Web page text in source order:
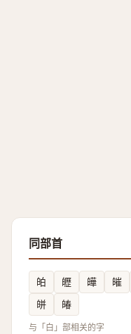
同部首
㿟 㿨 皣 皠
皏
㿤
与「白」部相关的字